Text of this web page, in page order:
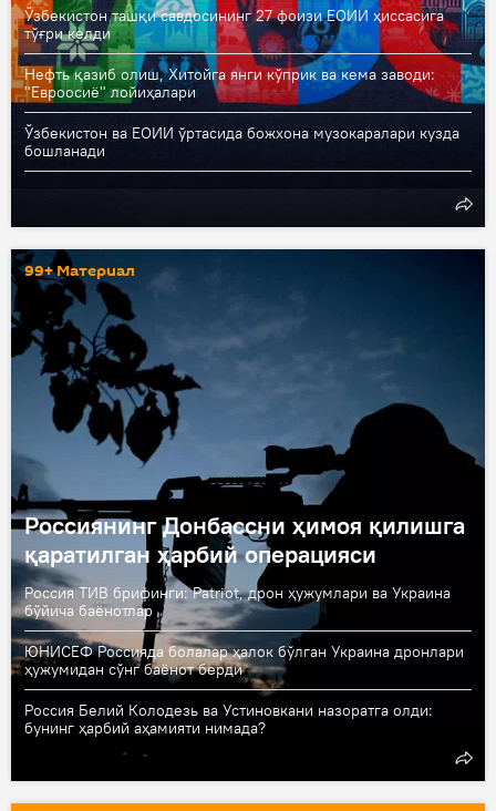
Ўзбекистон ташқи савдосининг 27 фоизи ЕОИИ ҳиссасига
тўғри келди
Нефть қазиб олиш, Хитойга янги кўприк ва кема заводи:
"Евроосиё" лойиҳалари
Ўзбекистон ва ЕОИИ ўртасида божхона музокаралари кузда
бошланади
99+ Материал
Россиянинг Донбассни ҳимоя қилишга
қаратилган ҳарбий операцияси
Россия ТИВ брифинги: Patriot, дрон ҳужумлари ва Украина
бўйича баёнотлар
ЮНИСЕФ Россияда болалар ҳалок бўлган Украина дронлари
ҳужумидан сўнг баёнот берди
Россия Белий Колодезь ва Устиновкани назоратга олди:
бунинг ҳарбий аҳамияти нимада?